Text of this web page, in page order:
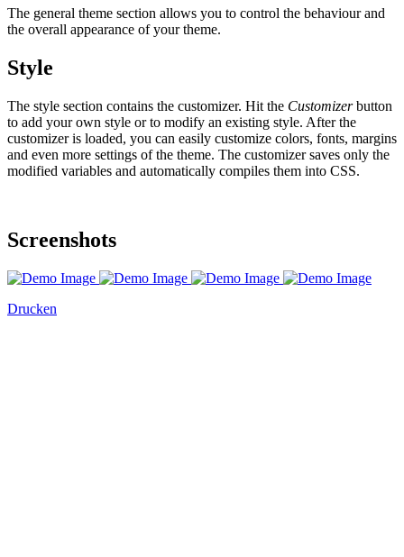
The general theme section allows you to control the behaviour and
the overall appearance of your theme.
Style
The style section contains the customizer. Hit the Customizerbutton
to add your own style or to modify an existing style. After the
customizer is loaded, you can easily customize colors, fonts, margins
and even more settings of the theme. The customizer saves only the
modified variables and automatically compiles them into CSS.
Screenshots
Drucken